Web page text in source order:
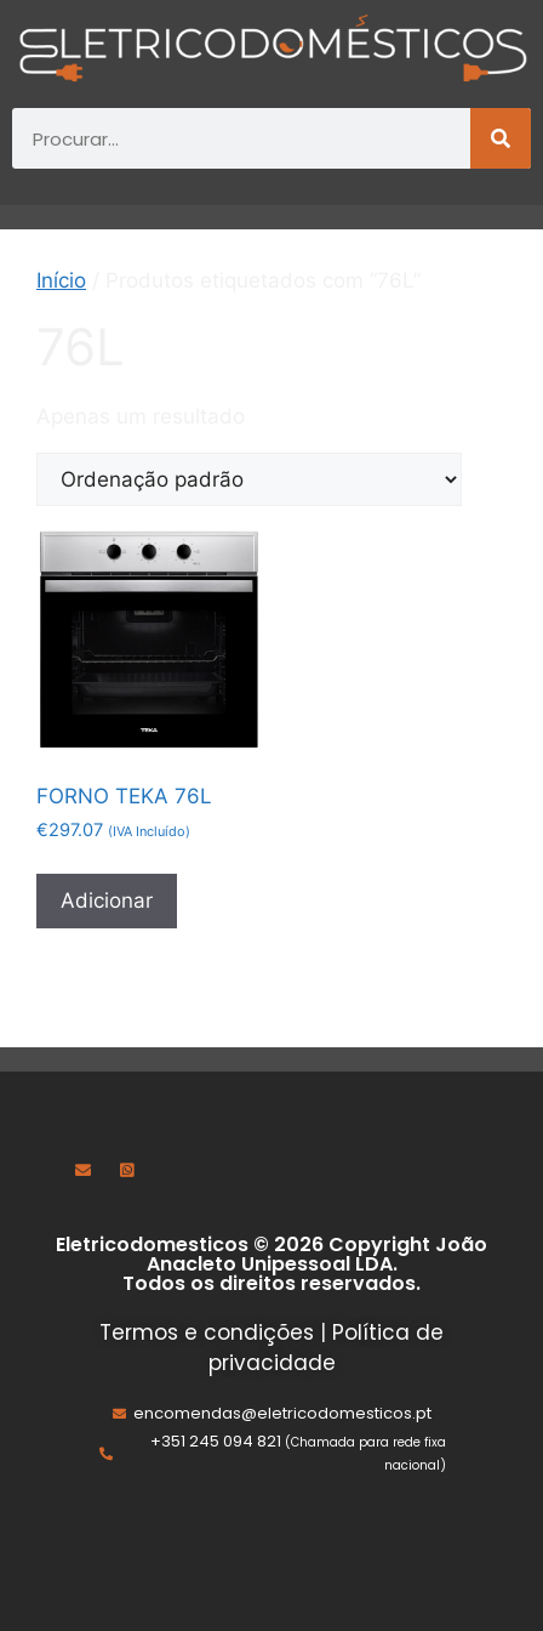
Início
FORNO TEKA 76L
€297.07 (IVA Incluído)
Adicionar
Eletricodomesticos © 2026 Copyright João
Anacleto Unipessoal LDA.
Todos os direitos reservados.
Termos e condições | Política de
privacidade
encomendas@eletricodomesticos.pt
+351 245 094 821 (Chamada para rede fixa
nacional)